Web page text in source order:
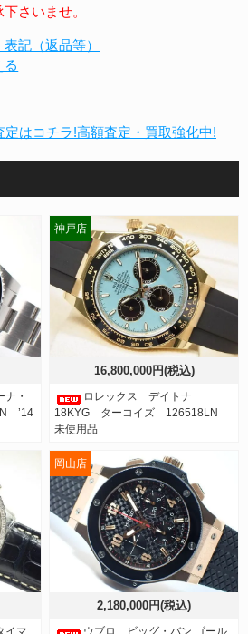
さいませ。
記（返品等）
る
・
’14
16,800,000円(税込)
ロレックス デイトナ
18KYG ターコイズ 126518LN
未使用品
神戸店
イマ
2,180,000円(税込)
ウブロ ビッグ・バン ゴール
岡山店